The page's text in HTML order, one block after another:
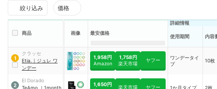
絞り込み 価格
商品 画像 最安価格
詳細情報
使用期間 内容
1
クラッセ
Etia. ｜ ジュレ ワ
ンデー
1,958円
Amazon
1,758円
楽天市場
ヤフー
ワンデータイ
プ
10枚
2
El Dorado
TeAmo ｜ 1month
1,650円
楽天市場 ヤフー 1か月タイプ 2枚